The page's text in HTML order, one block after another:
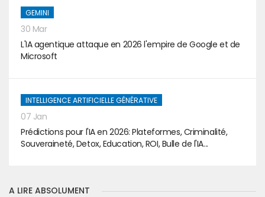
GEMINI
30 Mar
L'IA agentique attaque en 2026 l'empire de Google et de
Microsoft
INTELLIGENCE ARTIFICIELLE GÉNÉRATIVE
07 Jan
Prédictions pour l'IA en 2026: Plateformes, Criminalité,
Souveraineté, Detox, Education, ROI, Bulle de l'IA...
A LIRE ABSOLUMENT